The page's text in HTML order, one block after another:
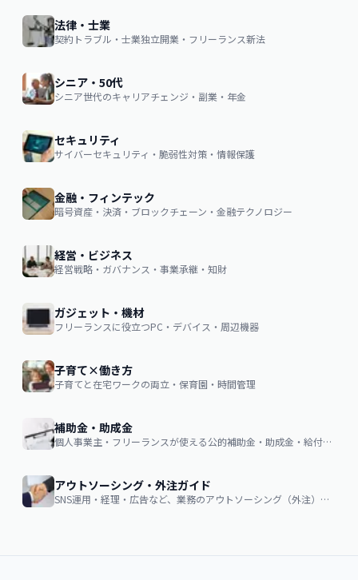
法律・士業
契約トラブル・士業独立開業・フリーランス新法
シニア・50代
シニア世代のキャリアチェンジ・副業・年金
セキュリティ
サイバーセキュリティ・脆弱性対策・情報保護
金融・フィンテック
暗号資産・決済・ブロックチェーン・金融テクノロジー
経営・ビジネス
経営戦略・ガバナンス・事業承継・知財
ガジェット・機材
フリーランスに役立つPC・デバイス・周辺機器
子育て×働き方
子育てと在宅ワークの両立・保育園・時間管理
補助金・助成金
個人事業主・フリーランスが使える公的補助金・助成金・給付金の申請ガイド
アウトソーシング・外注ガイド
SNS運用・経理・広告など、業務のアウトソーシング（外注）を検討する企業・個人向け。費用相場・依頼の流れ・失敗しない選び方